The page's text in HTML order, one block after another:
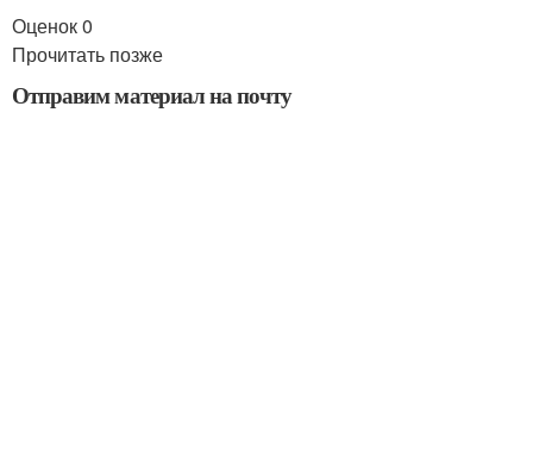
Оценок 0
Прочитать позже
Отправим материал на почту